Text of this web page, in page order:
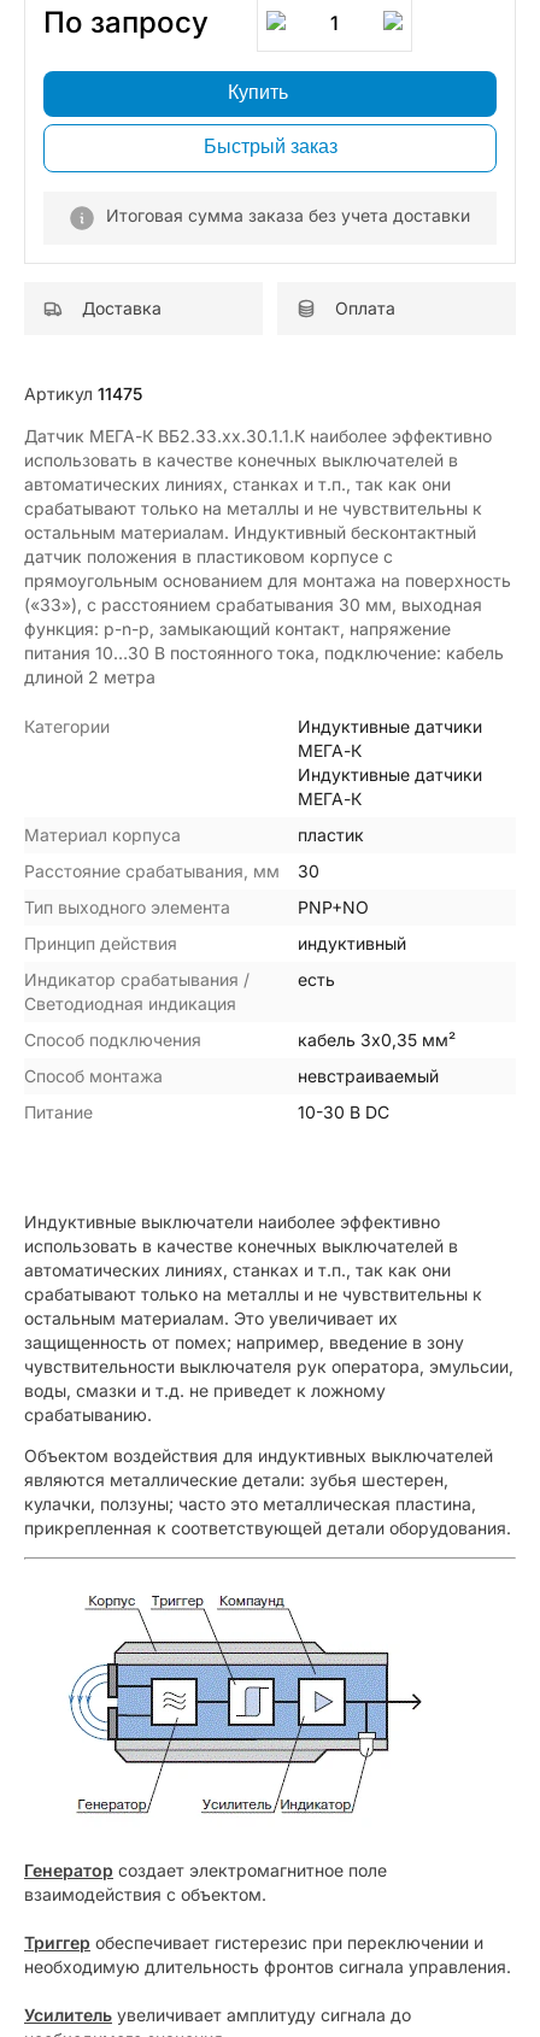
По запросу 1
Купить
Быстрый заказ
Итоговая сумма заказа без учета доставки
Доставка Оплата
Артикул 11475
Датчик МЕГА-К ВБ2.33.xx.30.1.1.К наиболее эффективно
использовать в качестве конечных выключателей в
автоматических линиях, станках и т.п., так как они
срабатывают только на металлы и не чувствительны к
остальным материалам. Индуктивный бесконтактный
датчик положения в пластиковом корпусе с
прямоугольным основанием для монтажа на поверхность
(«33»), с расстоянием срабатывания 30 мм, выходная
функция: p-n-p, замыкающий контакт, напряжение
питания 10…30 В постоянного тока, подключение: кабель
длиной 2 метра
Категории
Индуктивные датчики
МЕГА-К
Индуктивные датчики
МЕГА-К
Материал корпуса
пластик
Расстояние срабатывания, мм
30
Тип выходного элемента
PNP+NO
Принцип действия
индуктивный
Индикатор срабатывания /
Светодиодная индикация
есть
Способ подключения
кабель 3х0,35 мм²
Способ монтажа
невстраиваемый
Питание
10-30 В DC
Индуктивные выключатели наиболее эффективно
использовать в качестве конечных выключателей в
автоматических линиях, станках и т.п., так как они
срабатывают только на металлы и не чувствительны к
остальным материалам. Это увеличивает их
защищенность от помех; например, введение в зону
чувствительности выключателя рук оператора, эмульсии,
воды, смазки и т.д. не приведет к ложному
срабатыванию.
Объектом воздействия для индуктивных выключателей
являются металлические детали: зубья шестерен,
кулачки, ползуны; часто это металлическая пластина,
прикрепленная к соответствующей детали оборудования.
Генератор создает электромагнитное поле
взаимодействия с объектом.
Триггер обеспечивает гистерезис при переключении и
необходимую длительность фронтов сигнала управления.
Усилитель увеличивает амплитуду сигнала до